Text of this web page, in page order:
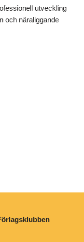
utveckling
och näraliggande